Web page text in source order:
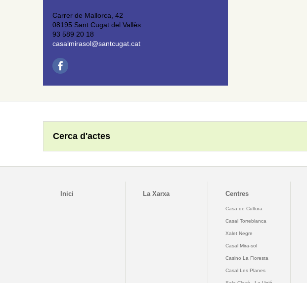
Carrer de Mallorca, 42
08195 Sant Cugat del Vallès
93 589 20 18
casalmirasol@santcugat.cat
Cerca d'actes
Inici La Xarxa Centres
Casa de Cultura
Casal Torreblanca
Xalet Negre
Casal Mira-sol
Casino La Floresta
Casal Les Planes